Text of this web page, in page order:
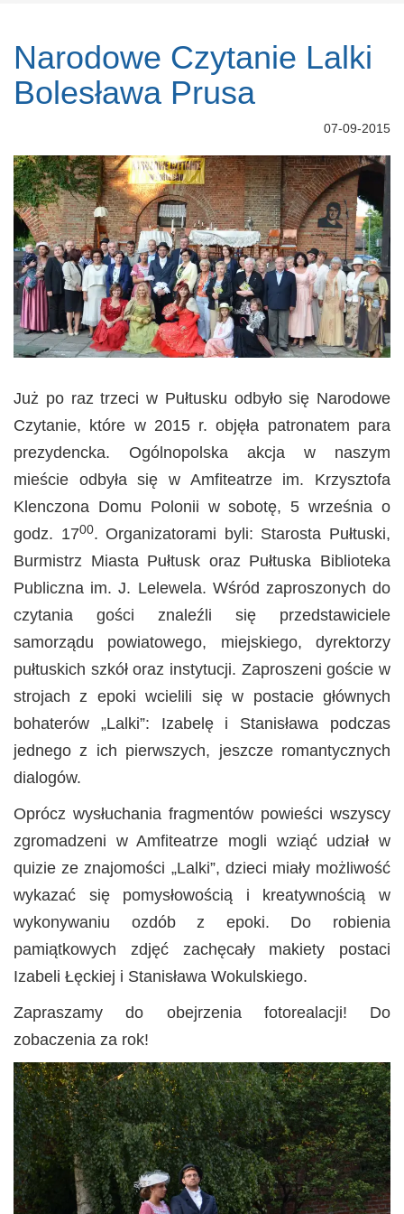
Narodowe Czytanie Lalki
Bolesława Prusa
07-09-2015
Już po raz trzeci w Pułtusku odbyło się Narodowe
Czytanie, które w 2015 r. objęła patronatem para
prezydencka. Ogólnopolska akcja w naszym
mieście odbyła się w Amfiteatrze im. Krzysztofa
Klenczona Domu Polonii w sobotę, 5 września o
godz. 1700. Organizatorami byli: Starosta Pułtuski,
Burmistrz Miasta Pułtusk oraz Pułtuska Biblioteka
Publiczna im. J. Lelewela. Wśród zaproszonych do
czytania gości znaleźli się przedstawiciele
samorządu powiatowego, miejskiego, dyrektorzy
pułtuskich szkół oraz instytucji. Zaproszeni goście w
strojach z epoki wcielili się w postacie głównych
bohaterów „Lalki”: Izabelę i Stanisława podczas
jednego z ich pierwszych, jeszcze romantycznych
dialogów.
Oprócz wysłuchania fragmentów powieści wszyscy
zgromadzeni w Amfiteatrze mogli wziąć udział w
quizie ze znajomości „Lalki”, dzieci miały możliwość
wykazać się pomysłowością i kreatywnością w
wykonywaniu ozdób z epoki. Do robienia
pamiątkowych zdjęć zachęcały makiety postaci
Izabeli Łęckiej i Stanisława Wokulskiego.
Zapraszamy do obejrzenia fotorealacji! Do
zobaczenia za rok!